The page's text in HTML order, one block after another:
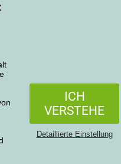
ICH
VERSTEHE
Detaillierte Einstellung